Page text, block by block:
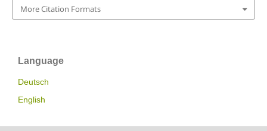
More Citation Formats
Language
Deutsch
English